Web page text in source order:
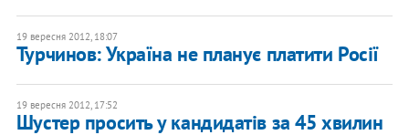
19 вересня 2012, 18:07
Турчинов: Україна не планує платити Росії
19 вересня 2012, 17:52
Шустер просить у кандидатів за 45 хвилин